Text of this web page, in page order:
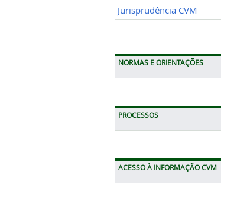
Jurisprudência CVM
NORMAS E ORIENTAÇÕES
PROCESSOS
ACESSO À INFORMAÇÃO CVM